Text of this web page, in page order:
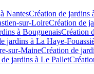
à NantesCréation de jardins
sur-LoireCréation de
à BouguenaisCréation
jardins à La Haye-
sur-MaineCréation de
jardins à Le Pallet